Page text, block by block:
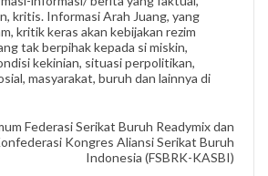
kritis. Informasi Arah Juang, yang
kritik keras akan kebijakan rezim
tak berpihak kepada si miskin,
kekinian, situasi perpolitikan,
masyarakat, buruh dan lainnya di
Federasi Serikat Buruh Readymix dan
Kongres Aliansi Serikat Buruh
Indonesia (FSBRK-KASBI)